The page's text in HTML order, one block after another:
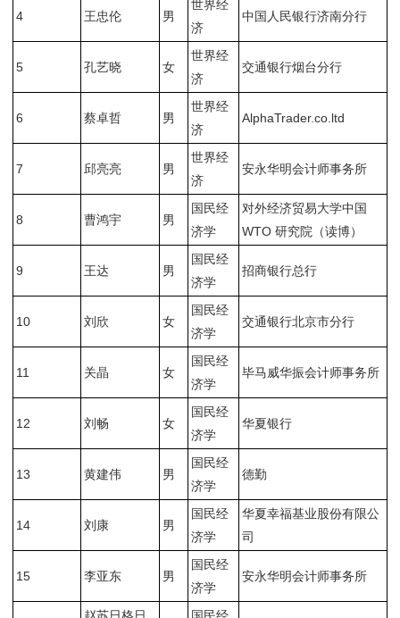
4 王忠伦 男
世界经
济
中国人民银行济南分行
5 孔艺晓 女
世界经
济
交通银行烟台分行
6 蔡卓哲 男
世界经
济
AlphaTrader.co.ltd
7 邱亮亮 男
世界经
济
安永华明会计师事务所
8 曹鸿宇 男
国民经
济学
对外经济贸易大学中国
WTO 研究院（读博）
9 王达 男
国民经
济学
招商银行总行
10 刘欣 女
国民经
济学
交通银行北京市分行
11 关晶 女
国民经
济学
毕马威华振会计师事务所
12 刘畅 女
国民经
济学
华夏银行
13 黄建伟 男
国民经
济学
德勤
14 刘康 男
国民经
济学
华夏幸福基业股份有限公
司
15 李亚东 男
国民经
济学
安永华明会计师事务所